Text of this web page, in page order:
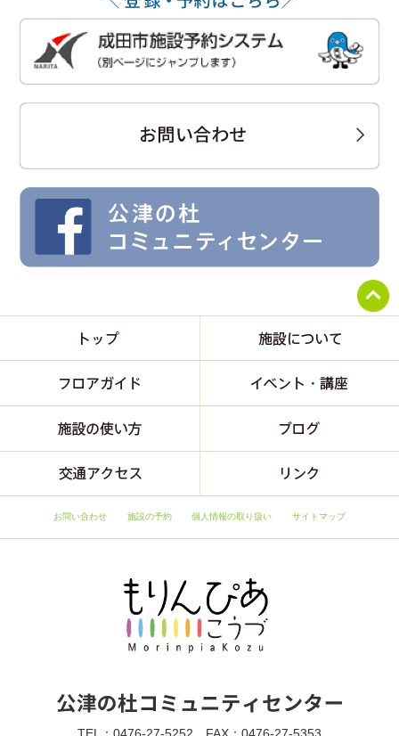
お問い合わせ 施設の予約 個人情報の取り扱い サイトマップ
TEL：0476-27-5252 FAX：0476-27-5353